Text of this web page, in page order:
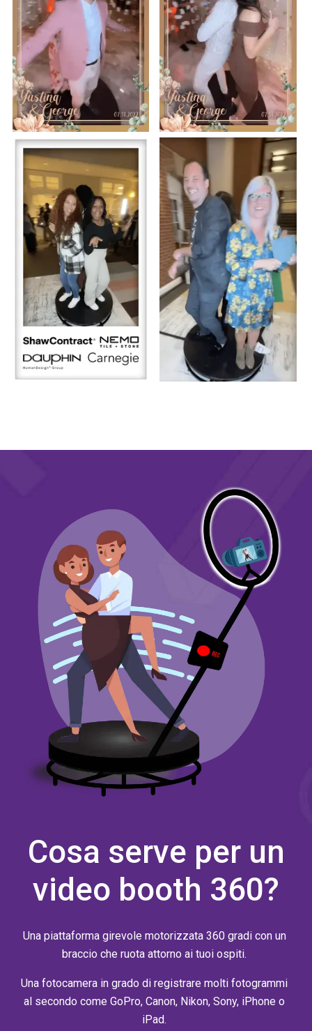
Cosa serve per un
video booth 360?
Una piattaforma girevole motorizzata 360 gradi con un
braccio che ruota attorno ai tuoi ospiti.
Una fotocamera in grado di registrare molti fotogrammi
al secondo come GoPro, Canon, Nikon, Sony, iPhone o
iPad.